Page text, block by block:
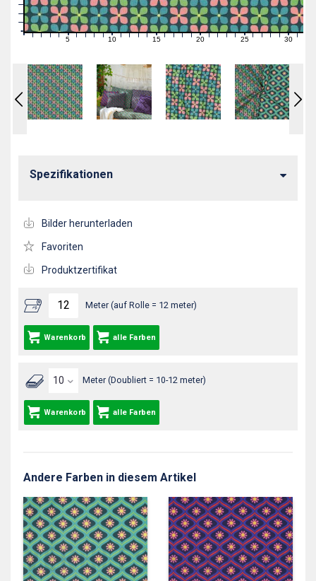
0
2
0 1 2 3 4 5 6 7 89 101112131415 161718192021222324 25 2627282930 31
Meter (auf Rolle = 12 meter)
Warenkorb alle Farben
Meter (Doubliert = 10-12 meter)
Warenkorb alle Farben
Spezifikationen
Bilder herunterladen
Favoriten
Produktzertifikat
Andere Farben in diesem Artikel